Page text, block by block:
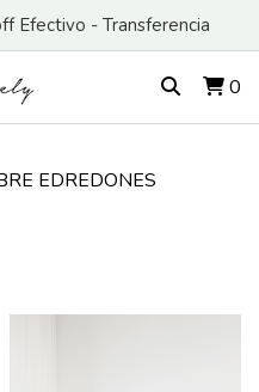
Efectivo - Transferencia
0
EDREDONES